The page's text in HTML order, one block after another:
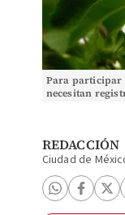
Para participar
necesitan
REDACCIÓN
Ciudad de